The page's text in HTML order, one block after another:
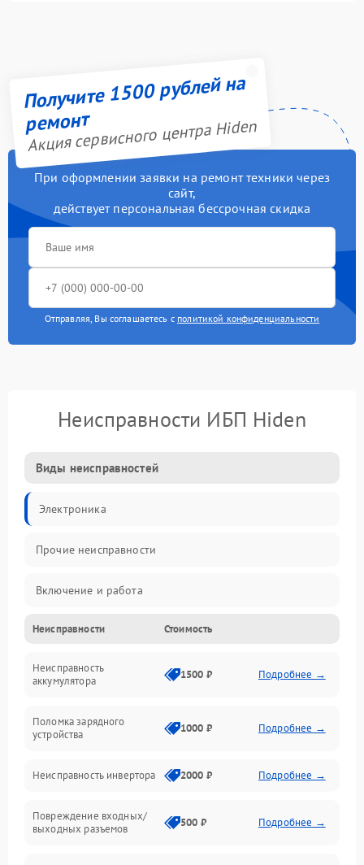
Получите 1500 рублей на
ремонт
Акция сервисного центра Hiden
При оформлении заявки на ремонт техники через
сайт,
действует персональная бессрочная скидка
Отправляя, Вы соглашаетесь с политикой конфиденциальности
Неисправности ИБП Hiden
Виды неисправностей
Электроника
Прочие неисправности
Включение и работа
Работа с нагрузкой
Звук и индикация
Механические повреждения
Неисправности Стоимость
Неисправность
аккумулятора
1500 ₽ Подробнее →
Поломка зарядного
устройства
1000 ₽ Подробнее →
Неисправность инвертора 2000 ₽ Подробнее →
Повреждение входных/
выходных разъемов
500 ₽ Подробнее →